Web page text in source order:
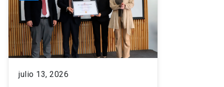
julio 13, 2026